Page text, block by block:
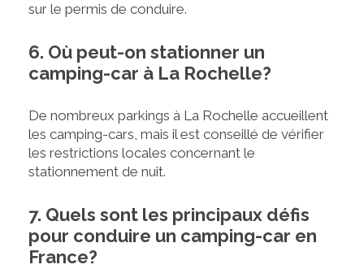
sur le permis de conduire.
6. Où peut-on stationner un
camping-car à La Rochelle?
De nombreux parkings à La Rochelle accueillent
les camping-cars, mais il est conseillé de vérifier
les restrictions locales concernant le
stationnement de nuit.
7. Quels sont les principaux défis
pour conduire un camping-car en
France?